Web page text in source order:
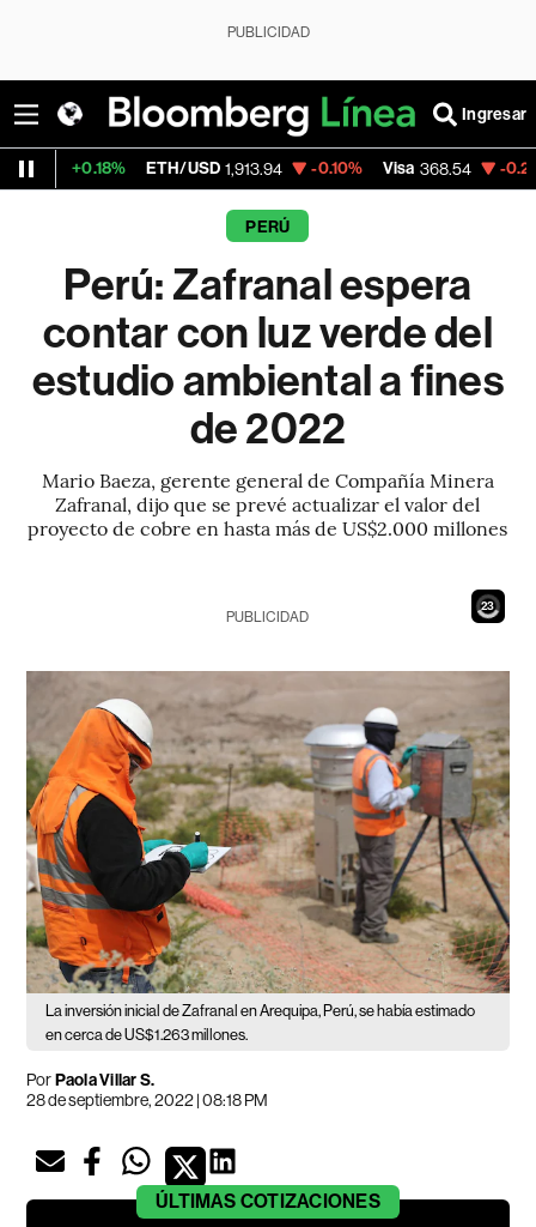
PUBLICIDAD
Ingresar
ETH/USD 1,913.94 -0.10% Visa 368.54 -0.28%
PERÚ
Perú: Zafranal espera
contar con luz verde del
estudio ambiental a fines
de 2022
Mario Baeza, gerente general de Compañía Minera
Zafranal, dijo que se prevé actualizar el valor del
proyecto de cobre en hasta más de US$2.000 millones
21
PUBLICIDAD
La inversión inicial de Zafranal en Arequipa, Perú, se había estimado
en cerca de US$1.263 millones.
PorPaola Villar S.
28 de septiembre, 2022 | 08:18 PM
ÚLTIMAS COTIZACIONES